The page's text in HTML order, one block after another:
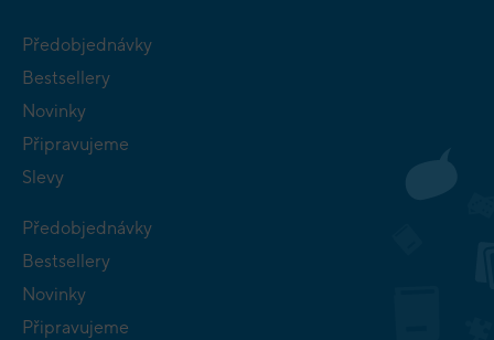
Předobjednávky
Bestsellery
Novinky
Připravujeme
Slevy
Předobjednávky
Bestsellery
Novinky
Připravujeme